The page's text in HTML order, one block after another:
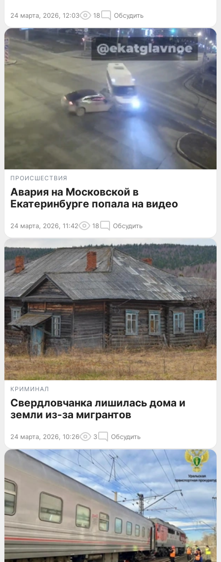
24 марта, 2026, 12:03 18 Обсудить
ПРОИСШЕСТВИЯ
Авария на Московской в
Екатеринбурге попала на видео
24 марта, 2026, 11:42 18 Обсудить
КРИМИНАЛ
Свердловчанка лишилась дома и
земли из-за мигрантов
24 марта, 2026, 10:26 3 Обсудить